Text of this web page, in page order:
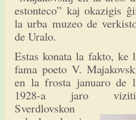
estonteco” kaj okazigis
la urba muzeo de
de Uralo.
Estas konata la fakto, ke
fama poeto V.
en la frosta januaro de
1928-a jaro
Sverdlovskon